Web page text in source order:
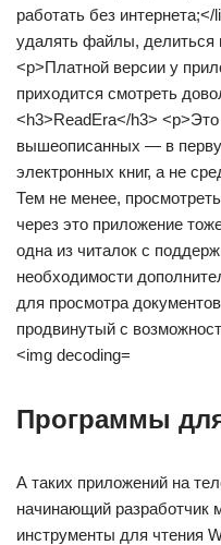
Программы
А таких приложений на
начинающий разработчик
инструменты для чтения